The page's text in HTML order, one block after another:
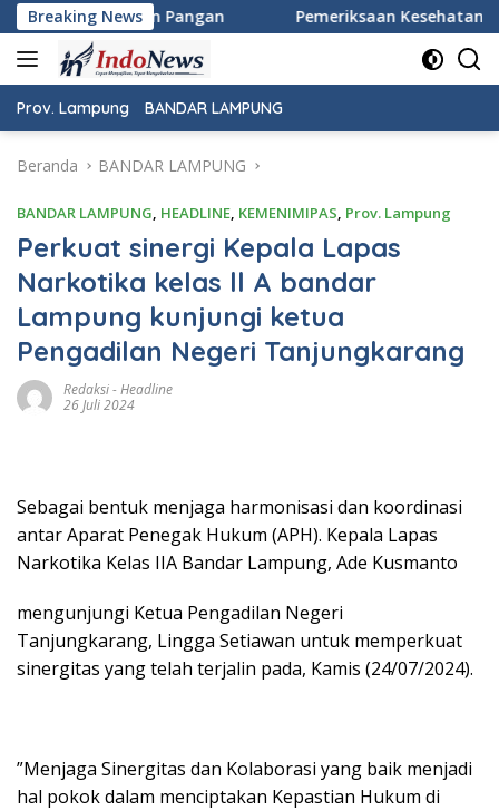
Langsung
ke
konten
Breaking NewsPemeriksaan Kesehatan Gratis Warnai Peringatan
Prov. Lampung BANDAR LAMPUNG
Beranda BANDAR LAMPUNG
BANDAR LAMPUNG, HEADLINE, KEMENIMIPAS, Prov. Lampung
Perkuat sinergi Kepala Lapas
Narkotika kelas ll A bandar
Lampung kunjungi ketua
Pengadilan Negeri Tanjungkarang
Redaksi-Headline
26 Juli 2024
Sebagai bentuk menjaga harmonisasi dan koordinasi
antar Aparat Penegak Hukum (APH). Kepala Lapas
Narkotika Kelas IIA Bandar Lampung, Ade Kusmanto
mengunjungi Ketua Pengadilan Negeri
Tanjungkarang, Lingga Setiawan untuk memperkuat
sinergitas yang telah terjalin pada, Kamis (24/07/2024).
”Menjaga Sinergitas dan Kolaborasi yang baik menjadi
hal pokok dalam menciptakan Kepastian Hukum di